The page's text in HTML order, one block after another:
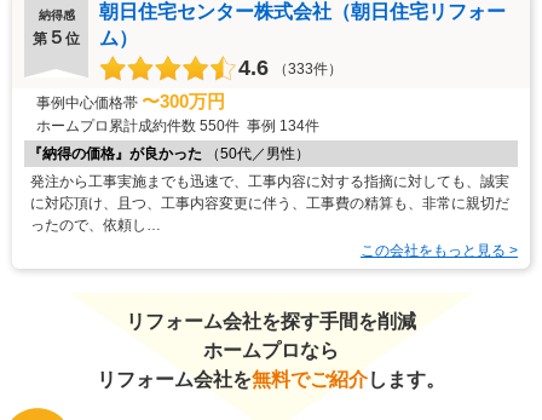
納得感
第 ５ 位
朝日住宅センター株式会社（朝日住宅リフォー
ム）
4.6 （333件）
事例中心価格帯 〜300万円
ホームプロ累計成約件数 550件 事例 134件
『納得の価格』が良かった
（50代／男性）
発注から工事実施までも迅速で、工事内容に対する指摘に対しても、誠実
に対応頂け、且つ、工事内容変更に伴う、工事費の精算も、非常に親切だ
ったので、依頼し…
この会社をもっと見る >
リフォーム会社を探す手間を削減
ホームプロなら
リフォーム会社を無料でご紹介します。